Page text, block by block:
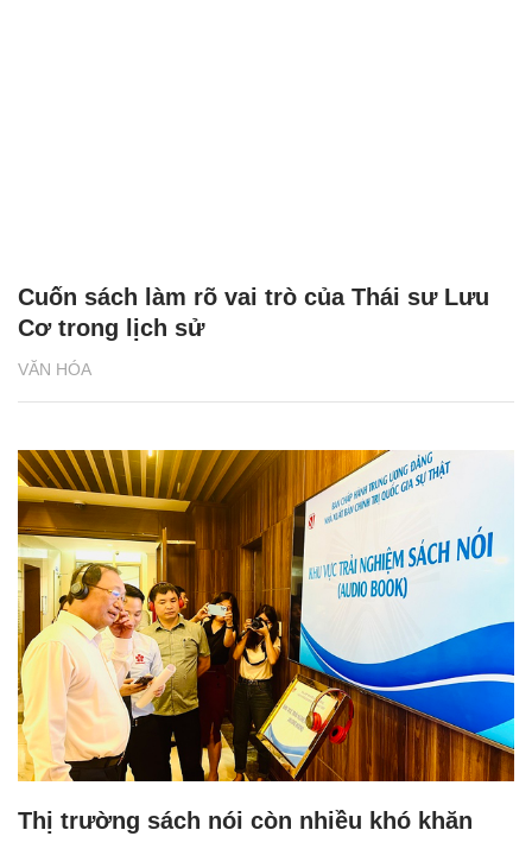
VĂN HÓA
Cuốn sách làm rõ vai trò của Thái sư Lưu
Cơ trong lịch sử
Thị trường sách nói còn nhiều khó khăn